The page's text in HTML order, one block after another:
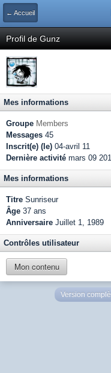
← Accueil
Profil de Gunz
Mes informations
Groupe Members
Messages 45
Inscrit(e) (le) 04-avril 11
Dernière activité mars 09
Mes informations
Titre Sunriseur
Âge 37 ans
Anniversaire Juillet 1, 1989
Contrôles utilisateur
Mon contenu
Version